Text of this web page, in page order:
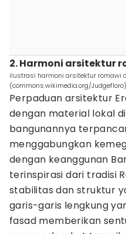
2. Harmoni arsitektur
ilustrasi harmoni arsitektur romawi
(commons.wikimedia.org/Judgefloro)
Perpaduan arsitektur
dengan material lokal
bangunannya
menggabungkan
dengan keanggunan
terinspirasi dari tradisi
stabilitas dan struktur
garis-garis lengkung
fasad memberikan